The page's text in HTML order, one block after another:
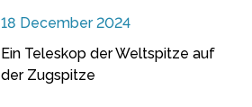
18 December 2024
Ein Teleskop der Weltspitze auf
der Zugspitze